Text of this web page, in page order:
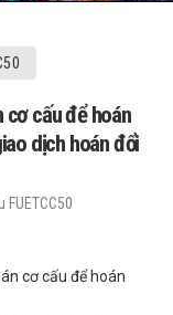
cơ cấu để hoán
dịch hoán đổi
cơ cấu để hoán